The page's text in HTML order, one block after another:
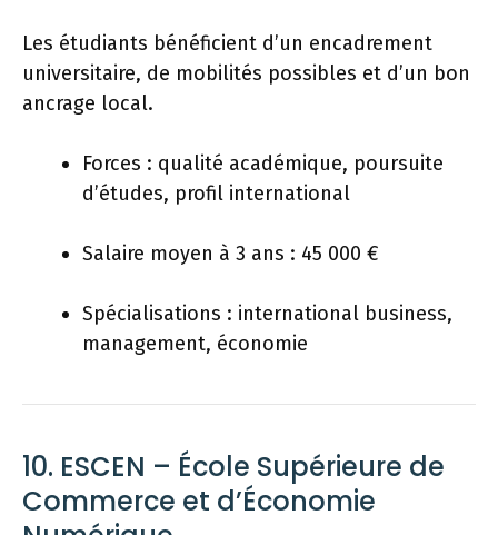
Les étudiants bénéficient d’un encadrement
universitaire, de mobilités possibles et d’un bon
ancrage local.
Forces : qualité académique, poursuite
d’études, profil international
Salaire moyen à 3 ans : 45 000 €
Spécialisations : international business,
management, économie
10. ESCEN – École Supérieure de
Commerce et d’Économie